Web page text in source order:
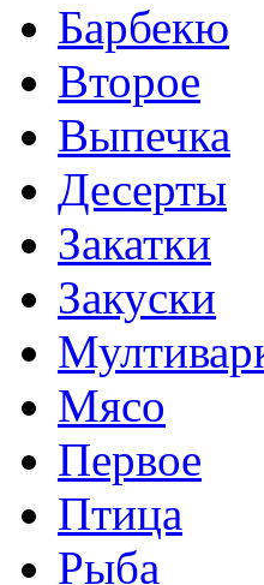
Барбекю
Второе
Выпечка
Десерты
Закатки
Закуски
Мясо
Первое
Птица
Рыба